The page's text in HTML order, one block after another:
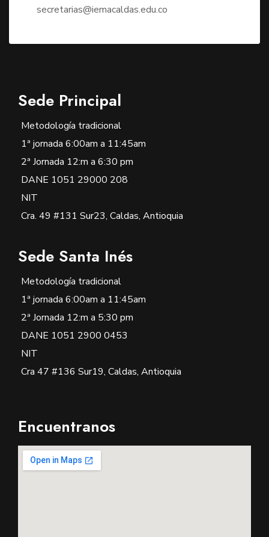
secretarias@iemacaldas.edu.co
Sede Principal
Metodología tradicional
1ª jornada 6:00am a 11:45am
2ª Jornada 12:m a 6:30 pm
DANE 1051 29000 208
NIT
Cra. 49 #131 Sur23, Caldas, Antioquia
Sede Santa Inés
Metodología tradicional
1ª jornada 6:00am a 11:45am
2ª Jornada 12:m a 5:30 pm
DANE 1051 2900 0453
NIT
Cra 47 #136 Sur19, Caldas, Antioquia
Encuentranos